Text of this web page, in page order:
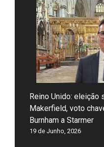
Reino Unido: eleição
Makerfield, voto
Burnham a Starmer
19 de Junho, 2026